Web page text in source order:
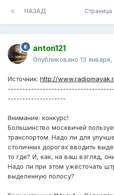
НАЗАД Страница
anton121
Опубликовано 13
Источник: http://
--------------------
Внимание: конкурс!
Большинство москвичей
транспортом. Надо ли для
столичных дорогах вводить
то где? И, как, на ваш взгляд,
Надо ли при этом ужесточать
выделенную полосу?